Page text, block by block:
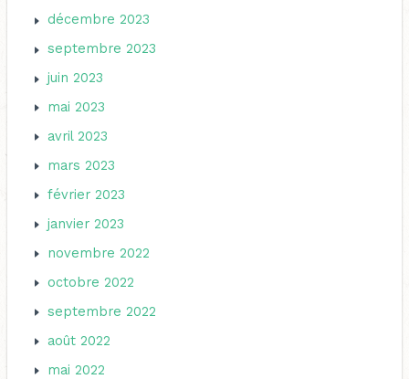
décembre 2023
septembre 2023
juin 2023
mai 2023
avril 2023
mars 2023
février 2023
janvier 2023
novembre 2022
octobre 2022
septembre 2022
août 2022
mai 2022